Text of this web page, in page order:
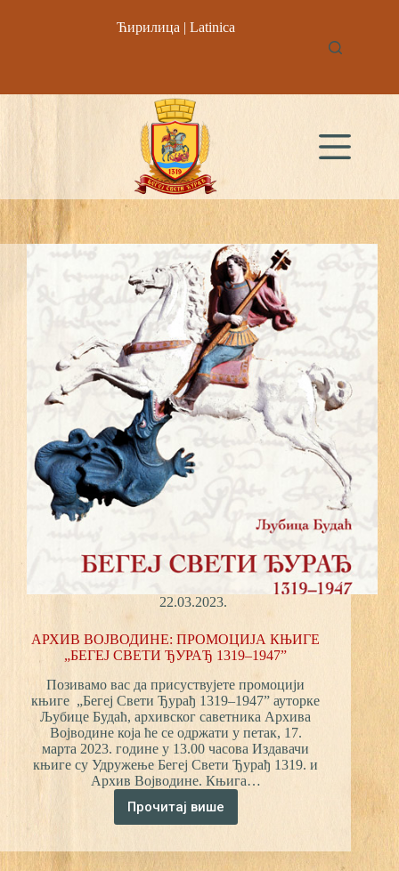
Ћирилица | Latinica
22.03.2023.
АРХИВ ВОЈВОДИНЕ: ПРОМОЦИЈА КЊИГЕ
„БЕГЕЈ СВЕТИ ЂУРАЂ 1319–1947”
Позивамо вас да присуствујете промоцији
књиге „Бегеј Свети Ђурађ 1319–1947” ауторке
Љубице Будаћ, архивског саветника Архива
Војводине која ће се одржати у петак, 17.
марта 2023. године у 13.00 часова Издавачи
књиге су Удружење Бегеј Свети Ђурађ 1319. и
Архив Војводине. Књига…
Прочитај више
АРХИВ
ВОЈВОДИНЕ:
КЊИГЕ